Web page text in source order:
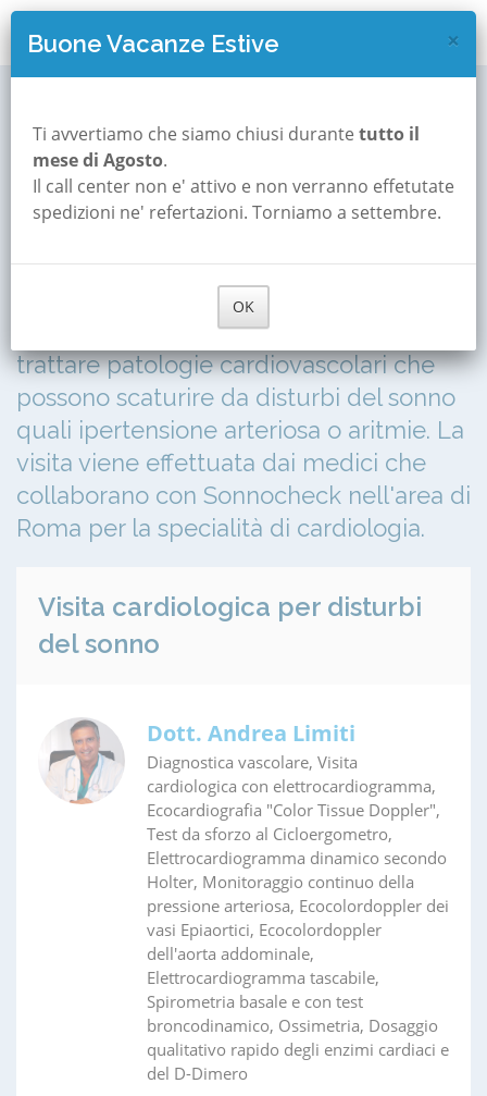
Visita cardiologica per
disturbi del sonno a
La visita consiste in un check-up di tipo
cardiologico mirato a diagnosticare e a
trattare patologie cardiovascolari che
possono scaturire da disturbi del sonno
quali ipertensione arteriosa o aritmie. La
visita viene effettuata dai medici che
collaborano con Sonnocheck nell'area di
Roma per la specialità di cardiologia.
Visita cardiologica per disturbi
del sonno
Dott. Andrea Limiti
Diagnostica vascolare, Visita
cardiologica con elettrocardiogramma,
Ecocardiografia "Color Tissue Doppler",
Test da sforzo al Cicloergometro,
Elettrocardiogramma dinamico secondo
Holter, Monitoraggio continuo della
pressione arteriosa, Ecocolordoppler dei
vasi Epiaortici, Ecocolordoppler
dell'aorta addominale,
Elettrocardiogramma tascabile,
Spirometria basale e con test
broncodinamico, Ossimetria, Dosaggio
qualitativo rapido degli enzimi cardiaci e
del D-Dimero
×
Buone Vacanze Estive
Ti avvertiamo che siamo chiusi durante tutto il
mese di Agosto.
Il call center non e' attivo e non verranno effetutate
spedizioni ne' refertazioni. Torniamo a settembre.
OK